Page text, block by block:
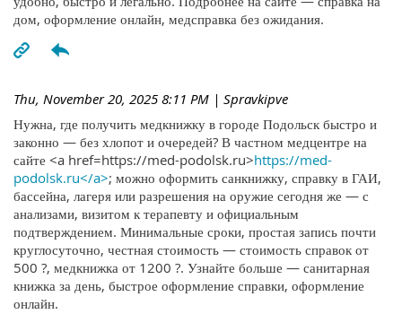
дом, оформление онлайн, медсправка без ожидания.
Thu, November 20, 2025 8:11 PM | Spravkipve
Нужна, где получить медкнижку в городе Подольск быстро и
законно — без хлопот и очередей? В частном медцентре на
сайте <a href=https://med-podolsk.ru>https://med-
podolsk.ru</a>; можно оформить санкнижку, справку в ГАИ,
бассейна, лагеря или разрешения на оружие сегодня же — с
анализами, визитом к терапевту и официальным
подтверждением. Минимальные сроки, простая запись почти
круглосуточно, честная стоимость — стоимость справок от
500 ?, медкнижка от 1200 ?. Узнайте больше — санитарная
книжка за день, быстрое оформление справки, оформление
онлайн.